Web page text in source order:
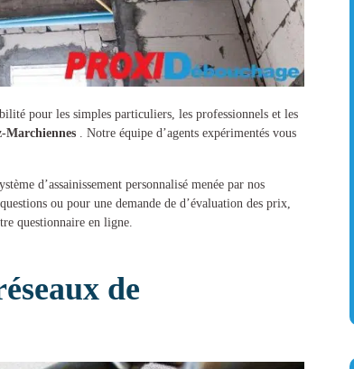
pour les simples particuliers, les professionnels et les
Marchiennes . Notre équipe d’agents expérimentés vous
d’assainissement personnalisé menée par nos
ou pour une demande de d’évaluation des prix,
questionnaire en ligne.
de